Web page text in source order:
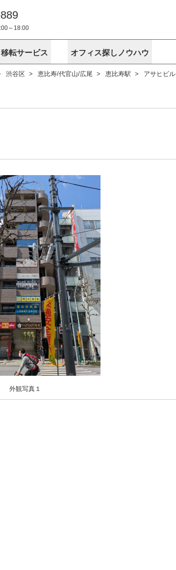
～18:00
ックを探す
埼玉
路線から探す
埼玉のクリニックを探す
転サービス オフィス探しノウハウ
が選ばれる理由
ド オフィス移転に関するお役立ちコンテンツ
空室 に
物件掲載依頼
ビルアド
渋谷区 恵比寿/代官山/広尾 恵比寿駅 アサヒビル
外観写真１